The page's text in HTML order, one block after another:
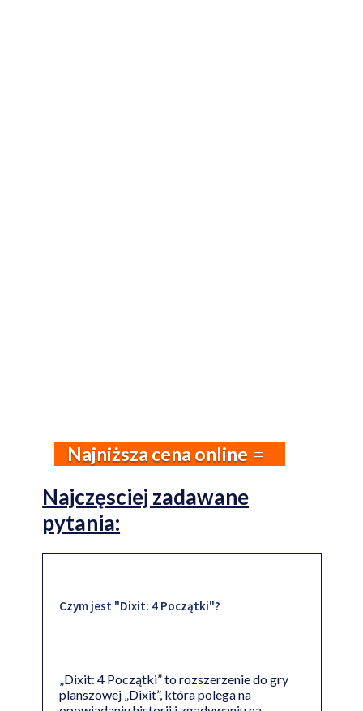
Najniższa cena online
Najczęsciej zadawane
pytania:
Czym jest "Dixit: 4 Początki"?
„Dixit: 4 Początki” to rozszerzenie do gry
planszowej „Dixit”, która polega na